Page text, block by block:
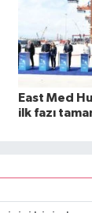
East Med
ilk fazı